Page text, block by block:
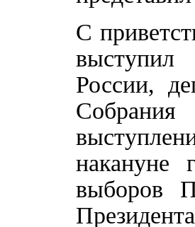
С
выступил
России,
накануне
выборов